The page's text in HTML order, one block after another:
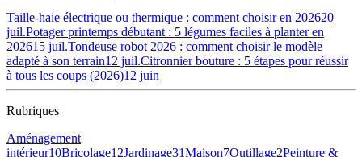
Taille-haie électrique ou thermique : comment choisir en 202620
juil.Potager printemps débutant : 5 légumes faciles à planter en
202615 juil.Tondeuse robot 2026 : comment choisir le modèle
adapté à son terrain12 juil.Citronnier bouture : 5 étapes pour réussir
à tous les coups (2026)12 juin
Rubriques
Aménagement
intérieur10Bricolage12Jardinage31Maison7Outillage2Peinture &